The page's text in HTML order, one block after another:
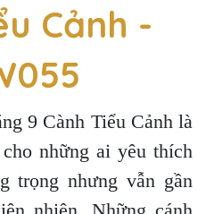
Cảnh -
9 Cành Tiểu Cảnh là
những ai yêu thích
trọng nhưng vẫn gần